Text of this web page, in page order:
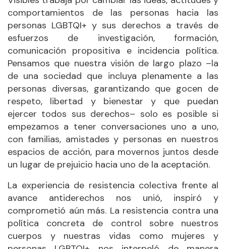
comportamientos de las personas hacia las
personas LGBTQI+ y sus derechos a través de
esfuerzos de investigación, formación,
comunicación propositiva e incidencia política.
Pensamos que nuestra visión de largo plazo –la
de una sociedad que incluya plenamente a las
personas diversas, garantizando que gocen de
respeto, libertad y bienestar y que puedan
ejercer todos sus derechos– solo es posible si
empezamos a tener conversaciones uno a uno,
con familias, amistades y personas en nuestros
espacios de acción, para movernos juntos desde
un lugar de prejuicio hacia uno de la aceptación.
La experiencia de resistencia colectiva frente al
avance antiderechos nos unió, inspiró y
comprometió aún más. La resistencia contra una
política concreta de control sobre nuestros
cuerpos y nuestras vidas como mujeres y